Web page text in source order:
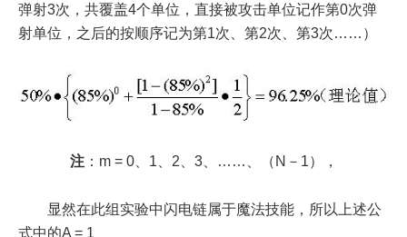
弹射3次，共覆盖4个单位，直接被攻击单位记作第0次弹
射单位，之后的按顺序记为第1次、第2次、第3次……）
注：m = 0、1、2、3、……、（N－1），
显然在此组实验中闪电链属于魔法技能，所以上述公
式中的A = 1